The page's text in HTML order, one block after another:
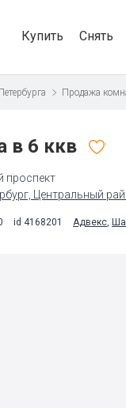
Купить Снять
Продажа
в 6 ккв
проспект
Центральный
id 4168201 Адвекс,